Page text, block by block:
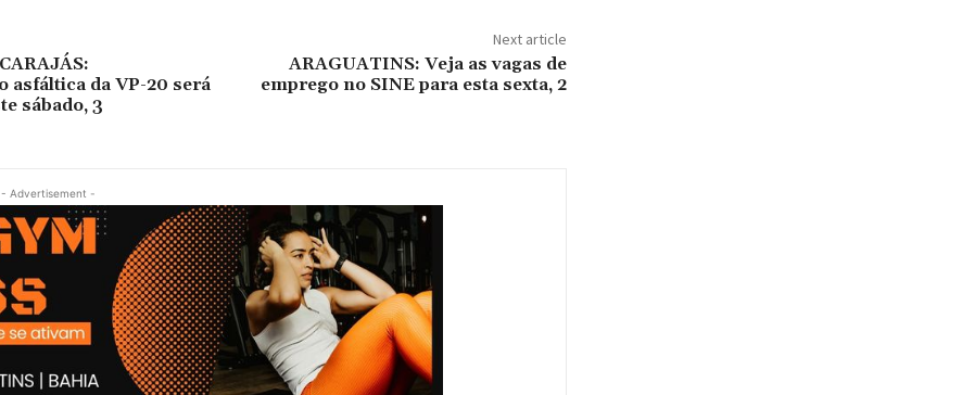
asfáltica da VP-20 será
sábado, 3
Next article
ARAGUATINS: Veja as vagas de
emprego no SINE para esta sexta, 2
- Advertisement -